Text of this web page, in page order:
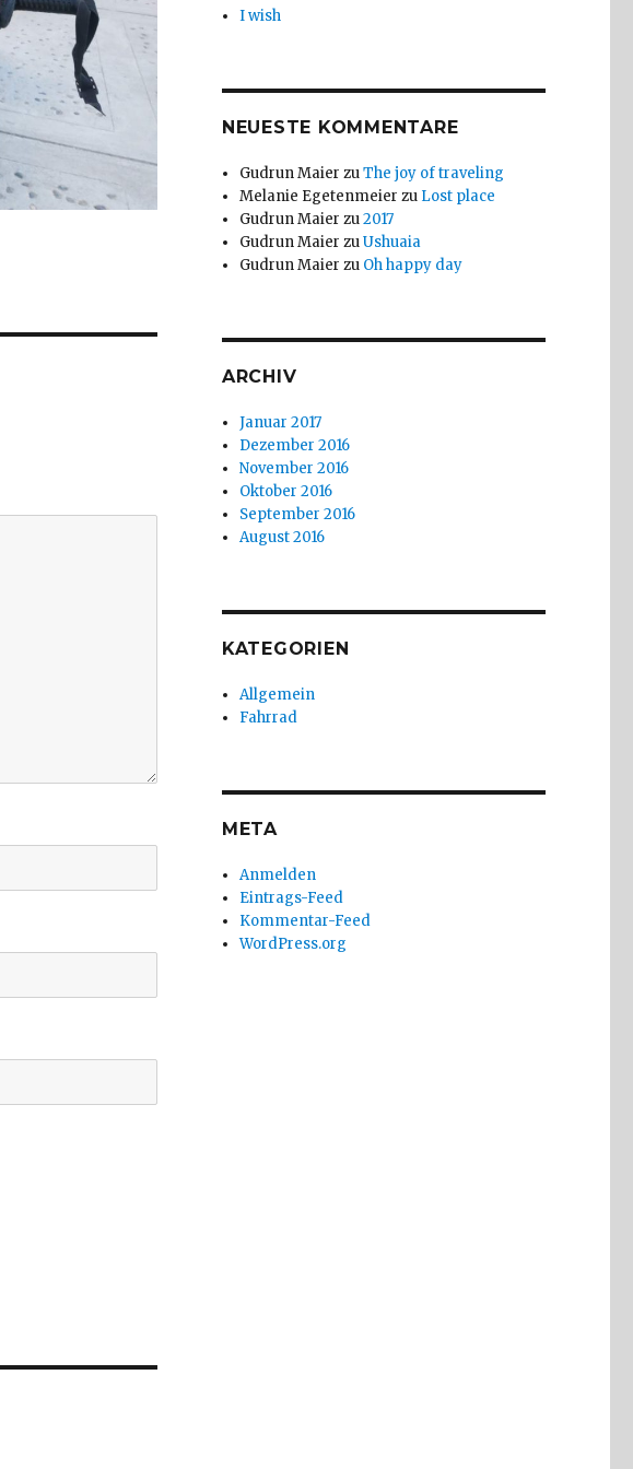
I wish
NEUESTE KOMMENTARE
Gudrun Maier zuThe joy of traveling
Melanie Egetenmeier zu Lost place
Gudrun Maier zu2017
Gudrun Maier zuUshuaia
Gudrun Maier zu Oh happy day
ARCHIV
Januar 2017
Dezember 2016
November 2016
Oktober 2016
September 2016
August 2016
KATEGORIEN
Allgemein
Fahrrad
META
Anmelden
Eintrags-Feed
Kommentar-Feed
WordPress.org